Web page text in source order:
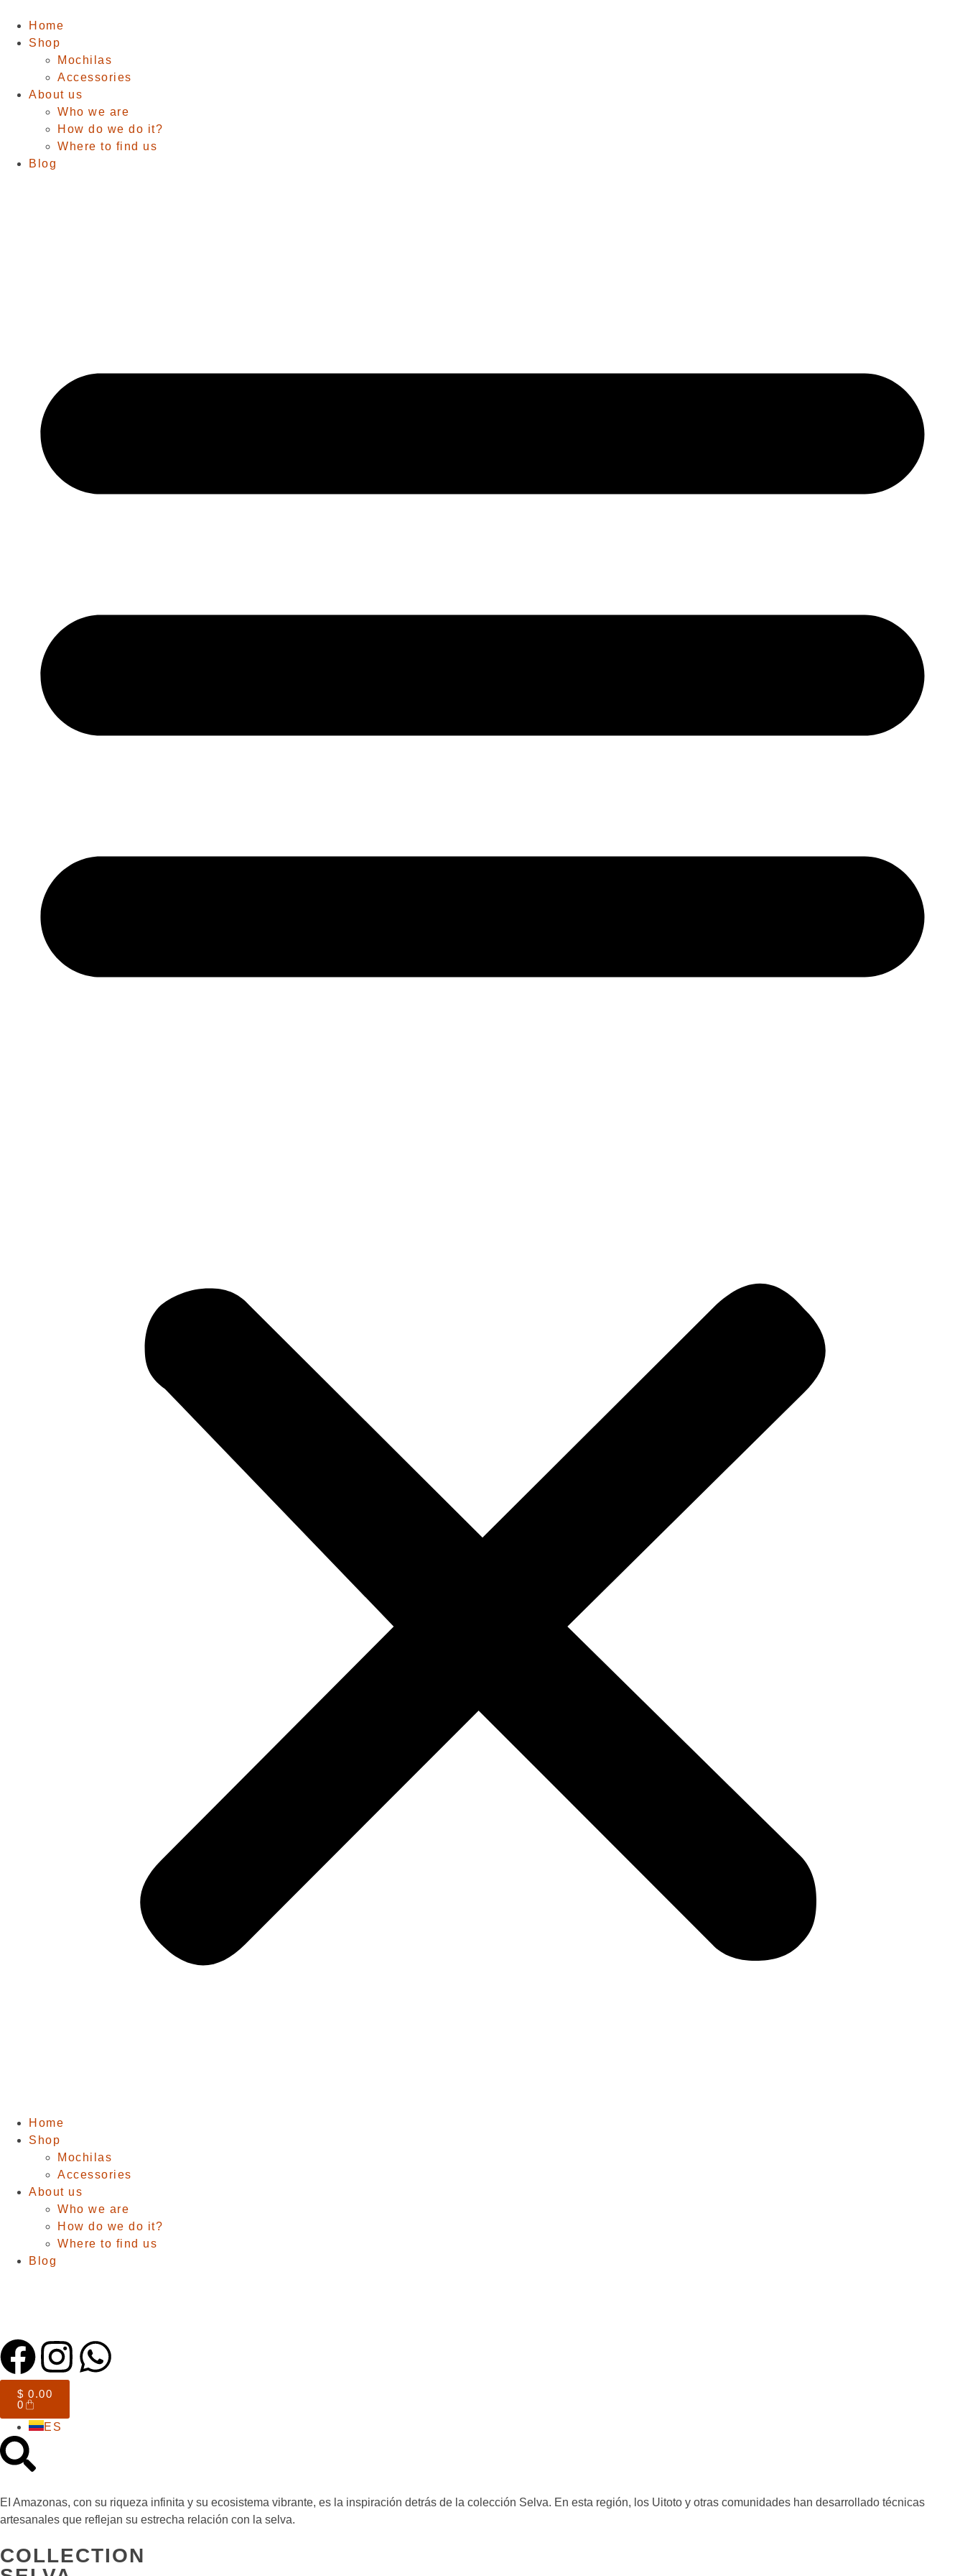
Home
Shop
Mochilas
Accessories
About us
Who we are
How do we do it?
Where to find us
Blog
Home
Shop
Mochilas
Accessories
About us
Who we are
How do we do it?
Where to find us
Blog
$ 0.00
0
ES
EI Amazonas, con su riqueza infinita y su ecosistema vibrante, es la inspiración detrás de la colección Selva. En esta región, los Uitoto y otras comunidades han desarrollado técnicas
artesanales que reflejan su estrecha relación con la selva.
COLLECTION